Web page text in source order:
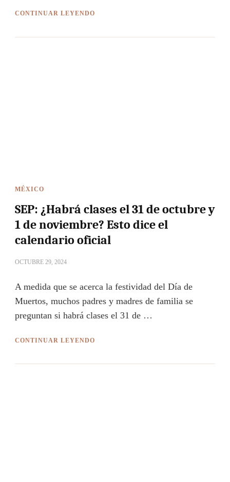
CONTINUAR LEYENDO
MÉXICO
SEP: ¿Habrá clases el 31 de octubre y
1 de noviembre? Esto dice el
calendario oficial
OCTUBRE 29, 2024
A medida que se acerca la festividad del Día de
Muertos, muchos padres y madres de familia se
preguntan si habrá clases el 31 de …
CONTINUAR LEYENDO